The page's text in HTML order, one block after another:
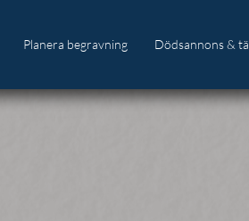
Planera begravning Dödsannons &